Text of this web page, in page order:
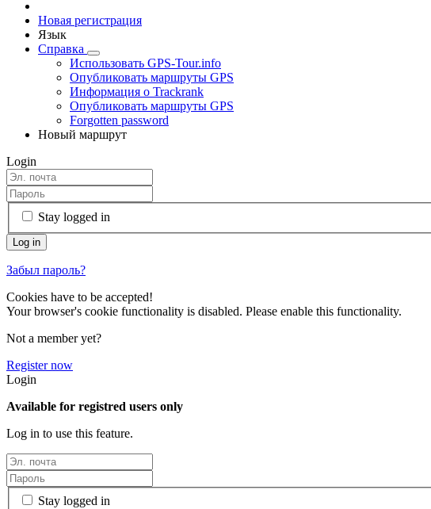
Новая регистрация
Язык
Справка
Использовать GPS-Tour.info
Опубликовать маршруты GPS
Информация о Trackrank
Опубликовать маршруты GPS
Forgotten password
Новый маршрут
Login
Stay logged in
Забыл пароль?
Cookies have to be accepted!
Your browser's cookie functionality is disabled. Please enable this functionality.
Not a member yet?
Register now
Login
Available for registred users only
Log in to use this feature.
Stay logged in